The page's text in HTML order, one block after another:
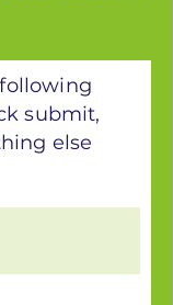
submit,
else